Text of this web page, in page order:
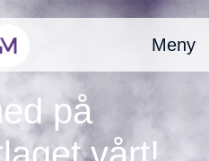
på
Meny